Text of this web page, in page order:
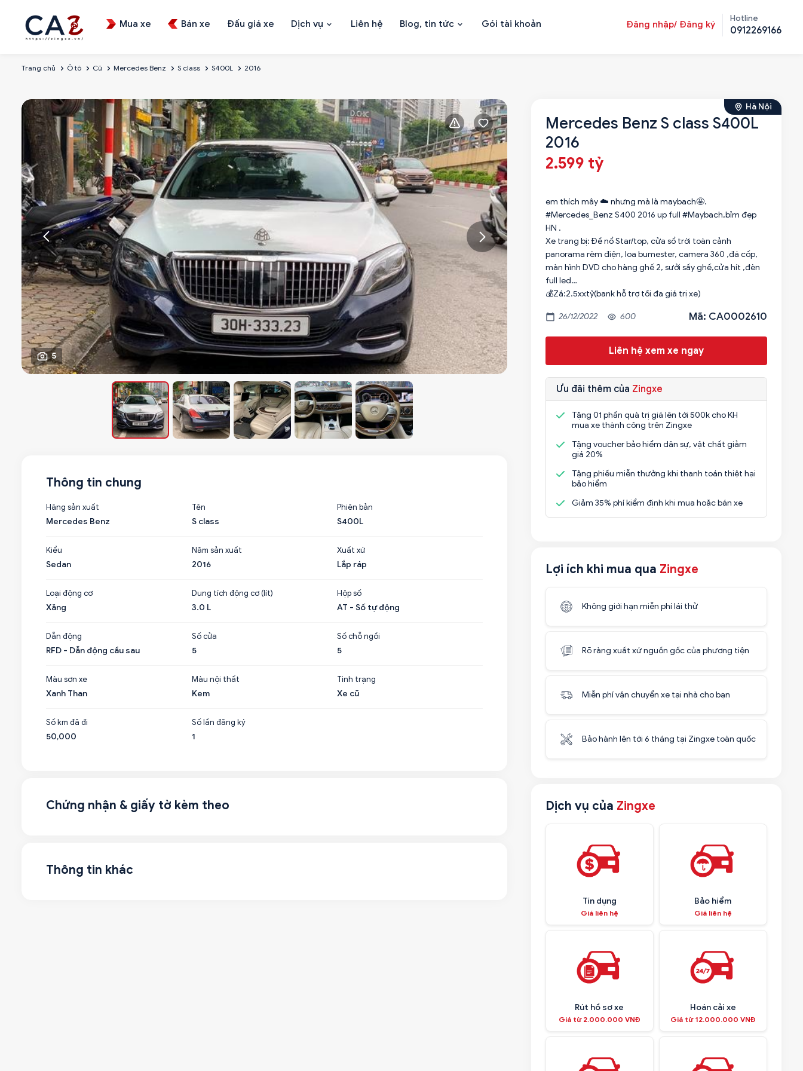
Mua xe Bán xe Đấu giá xe Dịch vụ Liên hệ Blog, tin tức Gói tài khoản Đăng nhập/ Đăng ký
Hotline
0912269166
Trang chủ Ô tô Cũ Mercedes Benz S class S400L 2016
5
Hà Nội
Mercedes Benz S class S400L
2016
2.599 tỷ
em thích mây ☁️ nhưng mà là maybach🤩.
#Mercedes_Benz S400 2016 up full #Maybach,bỉm đẹp
HN .
Xe trang bị: Đề nổ Star/top, cửa sổ trời toàn cảnh
panorama rèm điện, loa bumester, camera 360 ,đá cốp,
màn hình DVD cho hàng ghế 2, sưởi sấy ghế,cửa hít ,đèn
full led…
💰Zá:2.5xxtỷ(bank hỗ trợ tối đa giá trị xe)
26/12/2022 600 Mã: CA0002610
Liên hệ xem xe ngay
Ưu đãi thêm của Zingxe
Tặng 01 phần quà trị giá lên tới 500k cho KH
mua xe thành công trên Zingxe
Tặng voucher bảo hiểm dân sự, vật chất giảm
giá 20%
Tặng phiếu miễn thưởng khi thanh toán thiệt hại
bảo hiểm
Giảm 35% phí kiểm định khi mua hoặc bán xe
Lợi ích khi mua qua Zingxe
Không giới hạn miễn phí lái thử
Rõ ràng xuất xứ nguồn gốc của phương tiện
Miễn phí vận chuyển xe tại nhà cho bạn
Bảo hành lên tới 6 tháng tại Zingxe toàn quốc
Dịch vụ của Zingxe
Tín dụng
Giá liên hệ
Bảo hiểm
Giá liên hệ
Rút hồ sơ xe
Giá từ 2.000.000 VNĐ
Hoán cải xe
Giá từ 12.000.000 VNĐ
Thông tin chung
Hãng sản xuất
Mercedes Benz
Tên
S class
Phiên bản
S400L
Kiểu
Sedan
Năm sản xuất
2016
Xuất xứ
Lắp ráp
Loại động cơ
Xăng
Dung tích động cơ (lít)
3.0 L
Hộp số
AT - Số tự động
Dẫn động
RFD - Dẫn động cầu sau
Số cửa
5
Số chỗ ngồi
5
Màu sơn xe
Xanh Than
Màu nội thất
Kem
Tình trạng
Xe cũ
Số km đã đi
50,000
Số lần đăng ký
1
Chứng nhận & giấy tờ kèm theo
Thông tin khác